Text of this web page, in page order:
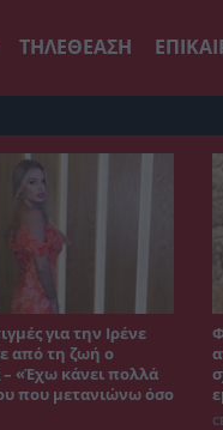
ΤΗΛΕΘΕΑΣΗ
για την Ιρένε
από τη ζωή ο
– «Έχω κάνει πολλά
που μετανιώνω όσο